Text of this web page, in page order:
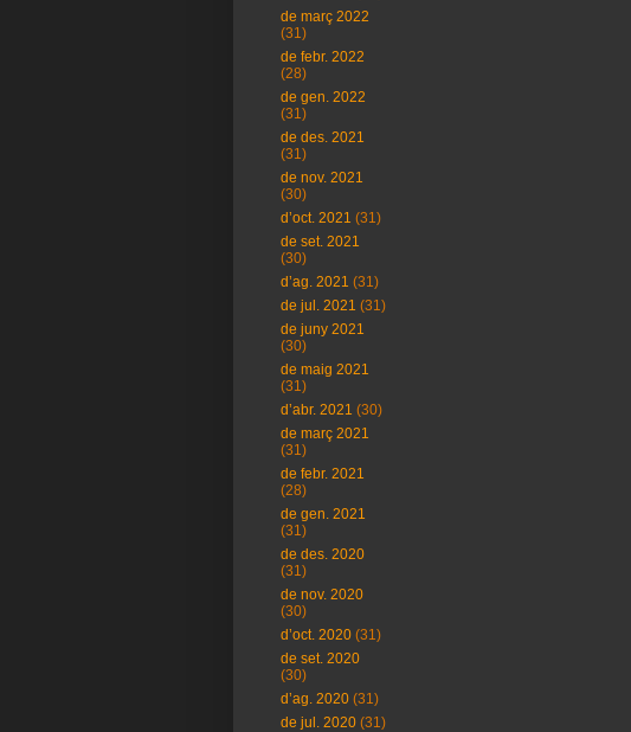
de març 2022
(31)
de febr. 2022
(28)
de gen. 2022
(31)
de des. 2021
(31)
de nov. 2021
(30)
d’oct. 2021 (31)
de set. 2021
(30)
d’ag. 2021 (31)
de jul. 2021 (31)
de juny 2021
(30)
de maig 2021
(31)
d’abr. 2021 (30)
de març 2021
(31)
de febr. 2021
(28)
de gen. 2021
(31)
de des. 2020
(31)
de nov. 2020
(30)
d’oct. 2020 (31)
de set. 2020
(30)
d’ag. 2020 (31)
de jul. 2020 (31)